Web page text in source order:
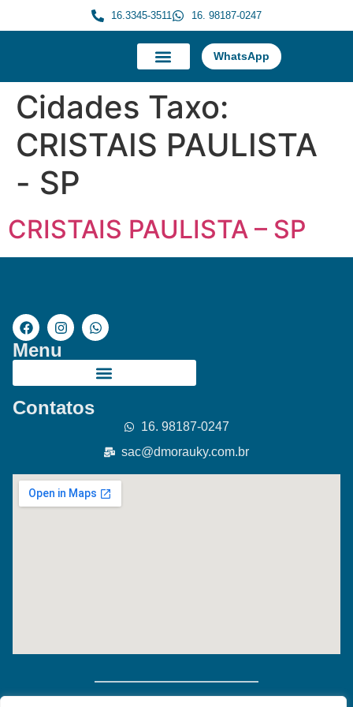
16.3345-3511 16. 98187-0247
WhatsApp
Cidades Taxo:
CRISTAIS PAULISTA
- SP
CRISTAIS PAULISTA – SP
Menu
Contatos
16. 98187-0247
sac@dmorauky.com.br